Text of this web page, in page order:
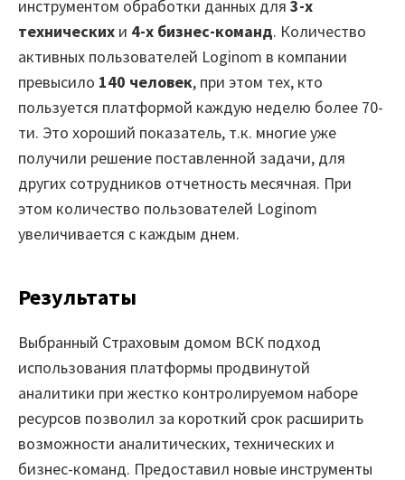
инструментом обработки данных для 3-х
технических и 4-х бизнес-команд. Количество
активных пользователей Loginom в компании
превысило 140 человек, при этом тех, кто
пользуется платформой каждую неделю более 70-
ти. Это хороший показатель, т.к. многие уже
получили решение поставленной задачи, для
других сотрудников отчетность месячная. При
этом количество пользователей Loginom
увеличивается с каждым днем.
Результаты
Выбранный Страховым домом ВСК подход
использования платформы продвинутой
аналитики при жестко контролируемом наборе
ресурсов позволил за короткий срок расширить
возможности аналитических, технических и
бизнес-команд. Предоставил новые инструменты